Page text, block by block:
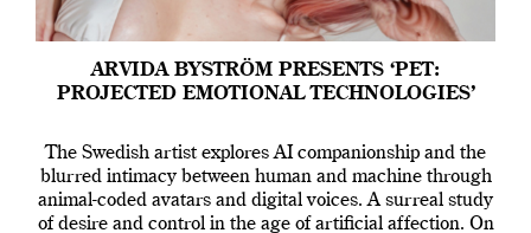
ARVIDA BYSTRÖM PRESENTS ‘PET:
PROJECTED EMOTIONAL TECHNOLOGIES’
The Swedish artist explores AI companionship and the
blurred intimacy between human and machine through
animal-coded avatars and digital voices. A surreal study
of desire and control in the age of artificial affection. On